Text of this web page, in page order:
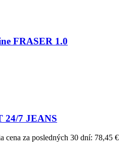
FRASER 1.0
24/7 JEANS
cena za posledných 30 dní: 78,45 €